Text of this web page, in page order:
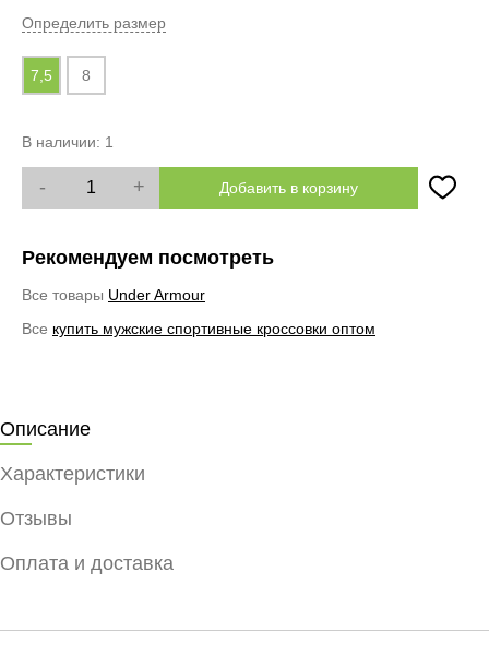
Определить размер
7,5 8
В наличии: 1
- + Добавить в корзину
Рекомендуем посмотреть
Все товары Under Armour
Все купить мужские спортивные кроссовки оптом
Описание
Характеристики
Отзывы
Оплата и доставка